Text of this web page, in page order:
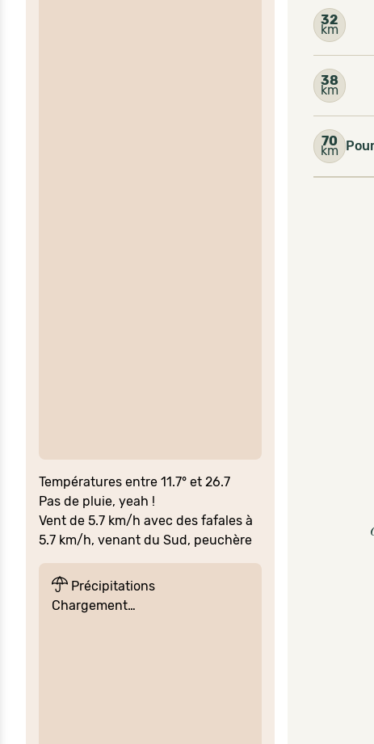
Températures entre 11.7° et 26.7
Pas de pluie, yeah !
Vent de 5.7 km/h avec des fafales à
5.7 km/h, venant du Sud, peuchère
Précipitations
Chargement…
32
km
38
km
70
km